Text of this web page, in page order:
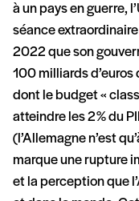
à un pays en guerre,
séance
2022 que son
100 milliards d’euros
dont le budget «
atteindre les 2% du
(l’Allemagne n’est
marque une rupture
et la perception que